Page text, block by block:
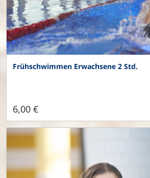
Frühschwimmen Erwachsene 2 Std.
6,00 €